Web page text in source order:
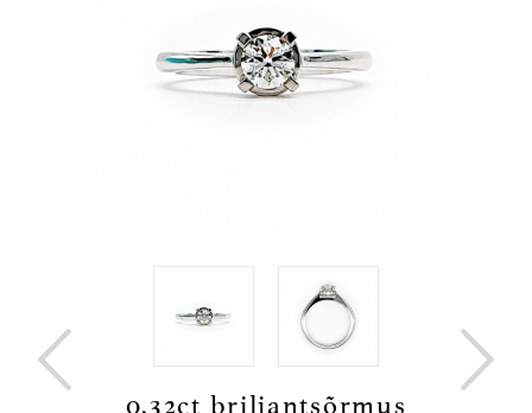
0,32ct briljantsõrmus
 